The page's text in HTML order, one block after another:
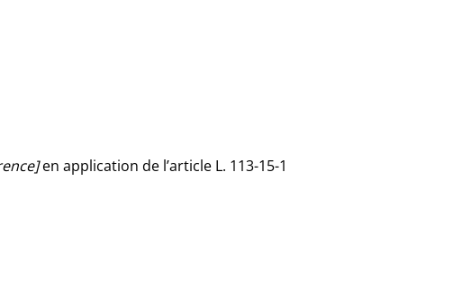
en application de l’article L. 113-15-1